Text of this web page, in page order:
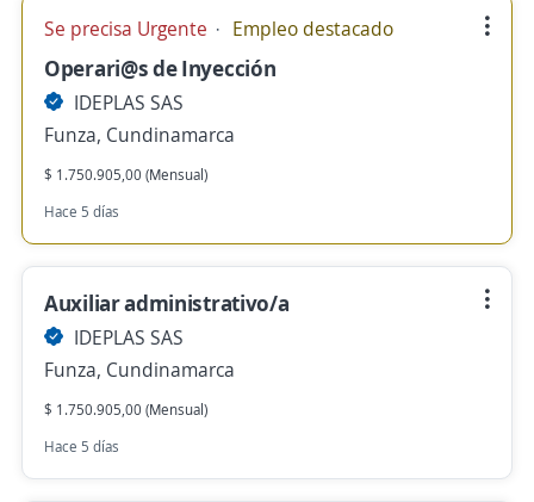
Se precisa Urgente Empleo destacado
Operari@s de Inyección
IDEPLAS SAS
Funza, Cundinamarca
$ 1.750.905,00 (Mensual)
Hace 5 días
Auxiliar administrativo/a
IDEPLAS SAS
Funza, Cundinamarca
$ 1.750.905,00 (Mensual)
Hace 5 días